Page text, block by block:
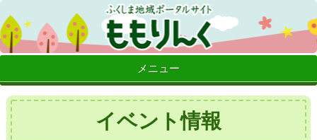
メニュー
イベント情報